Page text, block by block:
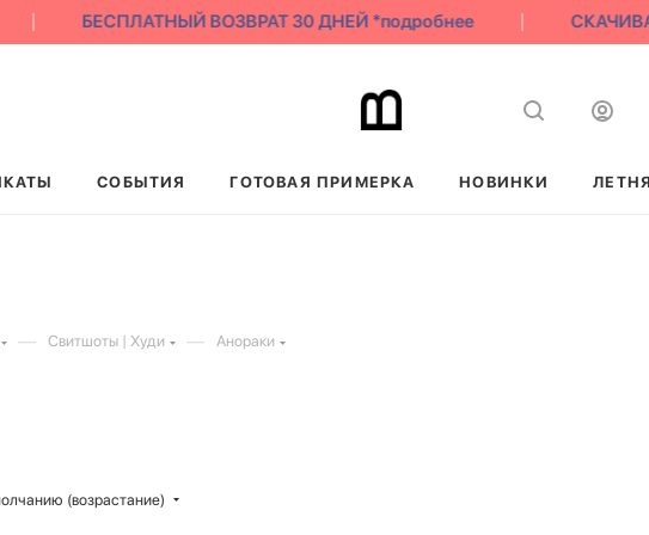
БЕСПЛАТНЫЙ ВОЗВРАТ 30 ДНЕЙ *подробнее СКАЧИВАЙ
СОБЫТИЯ ГОТОВАЯ ПРИМЕРКА НОВИНКИ
— Свитшоты | Худи — Анораки
(возрастание)